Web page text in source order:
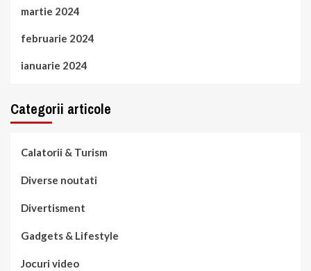
martie 2024
februarie 2024
ianuarie 2024
Categorii articole
Calatorii & Turism
Diverse noutati
Divertisment
Gadgets & Lifestyle
Jocuri video